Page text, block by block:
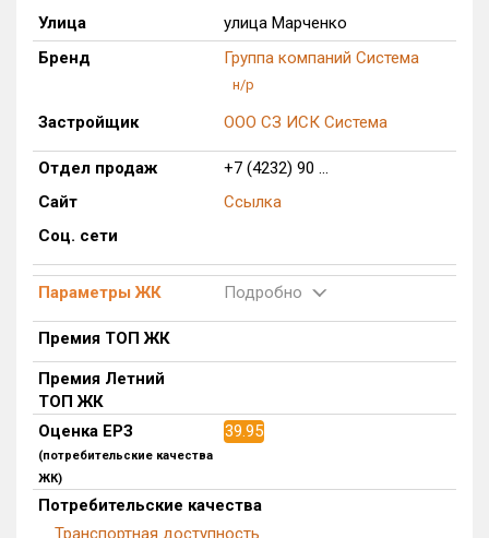
Только новые
с продажами
Рейтинг ЕРЗ
Найдено:
Жилых комплексов
Многоквартирных домов
1 из 886
Блокированных домов
Домов с апартаментами
Поселков таунхаусов
Блокированных домов
Квартир, апартаментов,
Улица
улица Марченко
Бренд
Группа компаний Система
н/р
Застройщик ООО СЗ ИСК Система
Отдел продаж
+7 (4232) 90 ...
Сайт
Ссылка
Соц. сети
Параметры ЖК Подробно
Премия ТОП ЖК
Премия Летний
ТОП ЖК
Оценка ЕРЗ
(потребительские качества
ЖК)
39.95
Потребительские качества
Транспортная доступность